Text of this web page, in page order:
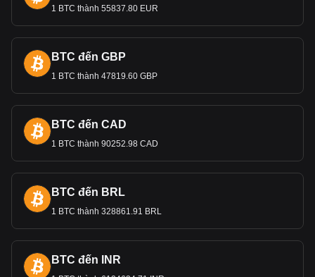
1 BTC thành 55837.80 EUR
BTC đến GBP
1 BTC thành 47819.60 GBP
BTC đến CAD
1 BTC thành 90252.98 CAD
BTC đến BRL
1 BTC thành 328861.91 BRL
BTC đến INR